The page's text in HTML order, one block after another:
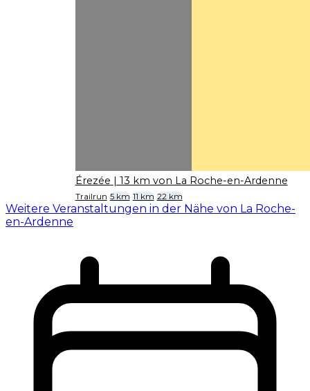
Érezée | 13 km von La Roche-en-Ardenne
Trailrun 5 km 11 km 22 km
Weitere Veranstaltungen in der Nähe von La Roche-
en-Ardenne